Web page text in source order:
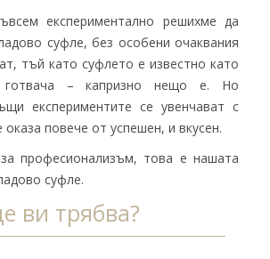
експериментално решихме да
суфле, без особени очаквания
тъй като суфлето е известно като
готвача – капризно нещо е. Но
експериментите се увенчават с
оказа повече от успешен, и вкусен.
професионализъм, това е нашата
суфле.
ви трябва?